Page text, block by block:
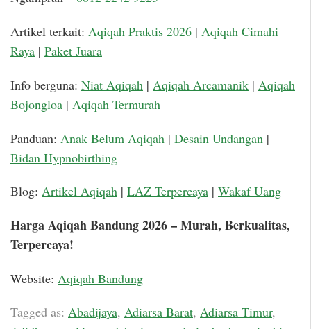
Artikel terkait: Aqiqah Praktis 2026 | Aqiqah Cimahi
Raya | Paket Juara
Info berguna: Niat Aqiqah | Aqiqah Arcamanik | Aqiqah
Bojongloa | Aqiqah Termurah
Panduan: Anak Belum Aqiqah | Desain Undangan |
Bidan Hypnobirthing
Blog: Artikel Aqiqah | LAZ Terpercaya | Wakaf Uang
Harga Aqiqah Bandung 2026 – Murah, Berkualitas,
Terpercaya!
Website: Aqiqah Bandung
Tagged as: Abadijaya, Adiarsa Barat, Adiarsa Timur,